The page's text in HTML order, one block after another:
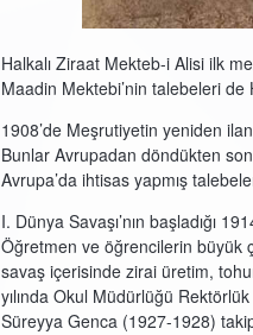
Halkalı Ziraat Mekteb-i Alisi ilk
Maadin Mektebi’nin talebeleri de
1908’de Meşrutiyetin yeniden
Bunlar Avrupadan döndükten
Avrupa’da ihtisas yapmış
I. Dünya Savaşı’nın başladığı
Öğretmen ve öğrencilerin büyük
savaş içerisinde zirai üretim,
yılında Okul Müdürlüğü
Süreyya Genca (1927-1928)